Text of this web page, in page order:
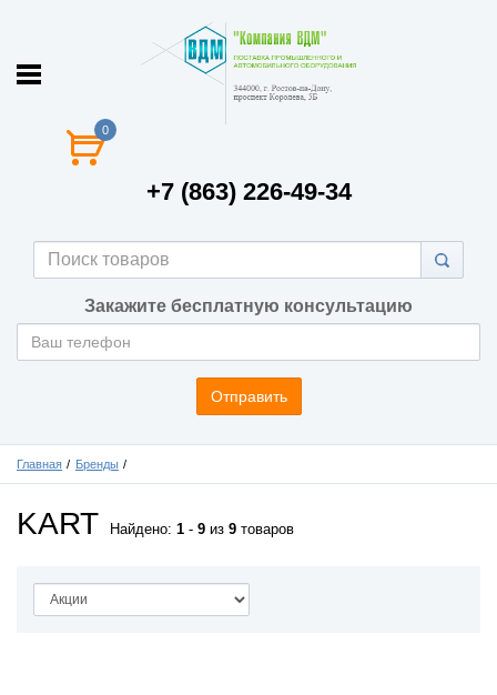
0
+7 (863) 226-49-34
Закажите бесплатную консультацию
Отправить
Главная Бренды
KART Найдено: 1 - 9 из 9 товаров